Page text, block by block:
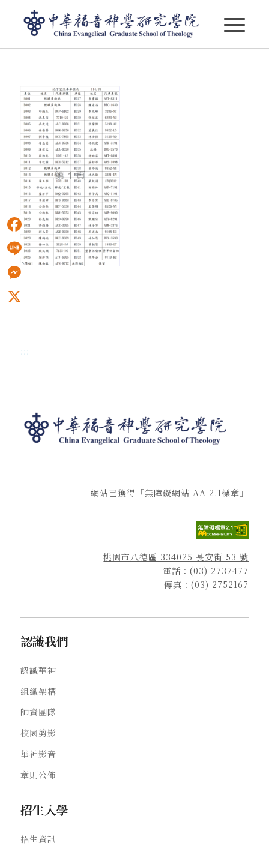
:::
網站已獲得「無障礙網站 AA 2.1標章」
桃園市八德區 334025 長安街 53 號
電話：(03) 2737477
傳真：(03) 2752167
認識我們
認識華神
組織架構
師資團隊
校園剪影
華神影音
章則公佈
招生入學
招生資訊
Facebook
Line
Messenger